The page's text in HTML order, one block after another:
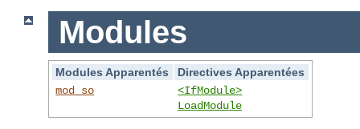
Modules
Modules Apparentés
Directives Apparentées
mod_so
<IfModule>
LoadModule